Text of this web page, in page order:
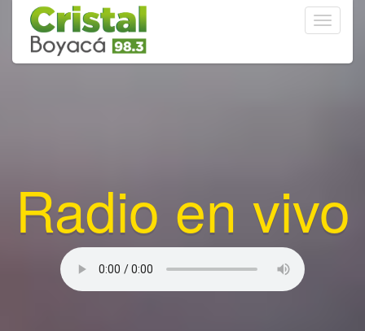
Toggle
Radio en vivo